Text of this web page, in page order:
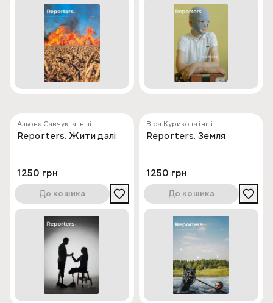
Альона Савчук та інші
Reporters. Жити далі
1250 грн
До кошика
Віра Курико та інші
Reporters. Земля
1250 грн
До кошика